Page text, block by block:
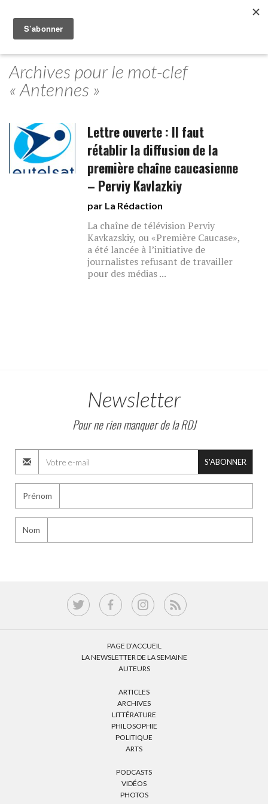
Archives pour le mot-clef
« Antennes »
Lettre ouverte : Il faut
rétablir la diffusion de la
première chaîne caucasienne
– Perviy Kavlazkiy
par La Rédaction
La chaîne de télévision Perviy
Kavkazskiy, ou «Première Caucase»,
a été lancée à l’initiative de
journalistes refusant de travailler
pour des médias ...
Newsletter
Pour ne rien manquer de la RDJ
S'ABONNER
Prénom
Nom
PAGE D’ACCUEIL
LA NEWSLETTER DE LA SEMAINE
AUTEURS
ARTICLES
ARCHIVES
LITTÉRATURE
PHILOSOPHIE
POLITIQUE
ARTS
PODCASTS
VIDÉOS
PHOTOS